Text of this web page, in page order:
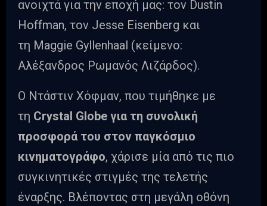
ανοιχτά για την εποχή μας: τον Dustin
Hoffman, τον Jesse Eisenberg και
τη Maggie Gyllenhaal (κείμενο:
Αλέξανδρος Ρωμανός Λιζάρδος).
Ο Ντάστιν Χόφμαν, που τιμήθηκε με
τη Crystal Globe για τη συνολική
προσφορά του στον παγκόσμιο
κινηματογράφο, χάρισε μία από τις πιο
συγκινητικές στιγμές της τελετής
έναρξης. Βλέποντας στη μεγάλη οθόνη